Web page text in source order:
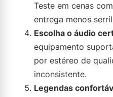
Teste em cenas
entrega menos
Escolha o áudio
equipamento
por estéreo de
inconsistente.
Legendas